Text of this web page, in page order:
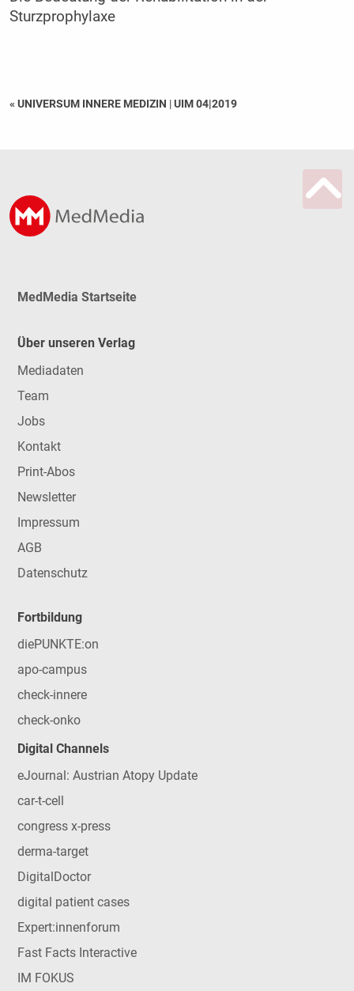
Sturzprophylaxe
« UNIVERSUM INNERE MEDIZIN |UIM 04|2019
MedMedia Startseite
Über unseren Verlag
Mediadaten
Team
Jobs
Kontakt
Print-Abos
Newsletter
Impressum
AGB
Datenschutz
Fortbildung
diePUNKTE:on
apo-campus
check-innere
check-onko
Digital Channels
eJournal: Austrian Atopy Update
car-t-cell
congress x-press
derma-target
DigitalDoctor
digital patient cases
Expert:innenforum
Fast Facts Interactive
IM FOKUS